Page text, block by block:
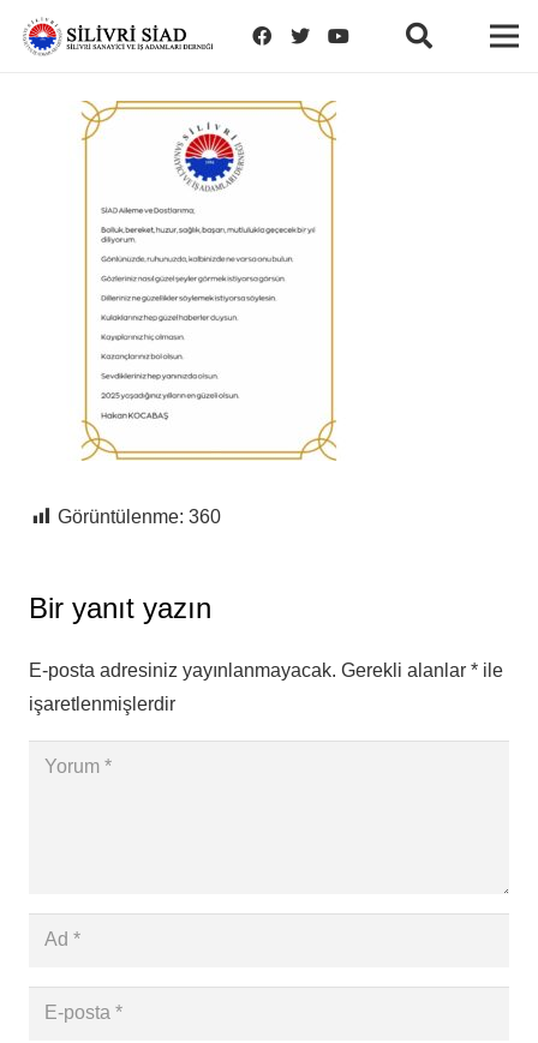
Görüntülenme: 360
Bir yanıt yazın
E-posta adresiniz yayınlanmayacak. Gerekli alanlar * ile
işaretlenmişlerdir